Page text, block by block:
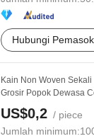
Hubungi Pemasok
Kain Non Woven
Grosir Popok Dewasa
US$0,2 / piece
Jumlah minimum: